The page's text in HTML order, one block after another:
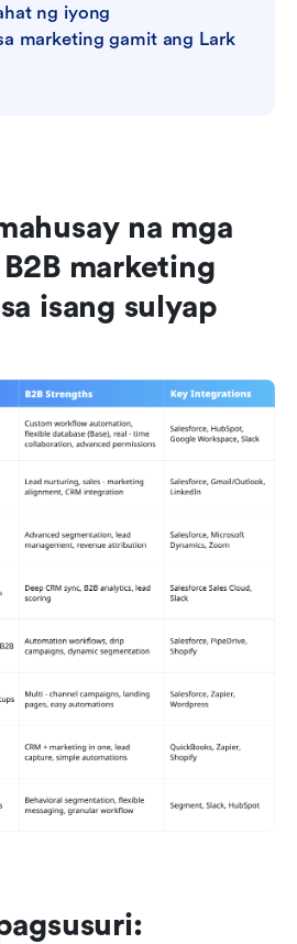
ng iyong
marketing gamit ang Lark
na mga
marketing
isang sulyap